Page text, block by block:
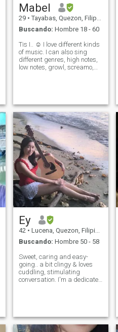
Mabel
29 • Tayabas, Quezon, Filipinas
Buscando: Hombre 18 - 60
Tis I.. ☺️ I love different kinds
of music. I can also sing
different genres, high notes,
low notes, growl, screamo,
spending time with famil
Ey
42 • Lucena, Quezon, Filipinas
Buscando: Hombre 50 - 58
Sweet, caring and easy-
going.. a bit clingy & loves
cuddling, stimulating
conversation. I'm a dedicated
having quality time with my
loved ones (incl